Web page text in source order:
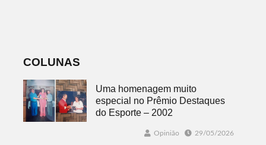
COLUNAS
Uma homenagem muito
especial no Prêmio Destaques
do Esporte – 2002
Opinião 29/05/2026